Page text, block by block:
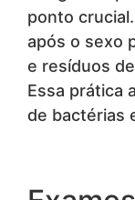
ponto
após o sexo
e resíduos
Essa prática
de bactérias